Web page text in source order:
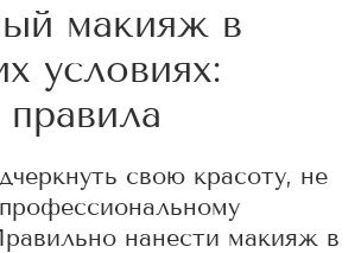
макияж в
условиях:
свою красоту, не
нанести макияж в